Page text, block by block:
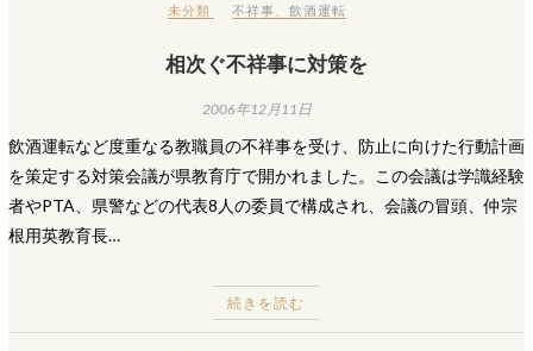
未分類 不祥事 、飲酒運転
相次ぐ不祥事に対策を
2006年12月11日
飲酒運転など度重なる教職員の不祥事を受け、防止に向けた行動計画
を策定する対策会議が県教育庁で開かれました。この会議は学識経験
者やPTA、県警などの代表8人の委員で構成され、会議の冒頭、仲宗
根用英教育長…
続きを読む